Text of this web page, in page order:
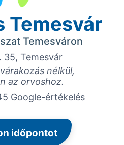
Temesvár
Temesváron
35, Temesvár
nélkül,
az orvoshoz.
Google-értékelés
időpontot